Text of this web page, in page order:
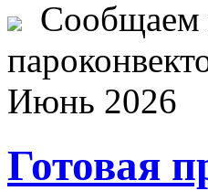
Сообщаем
Июнь 2026
Готовая